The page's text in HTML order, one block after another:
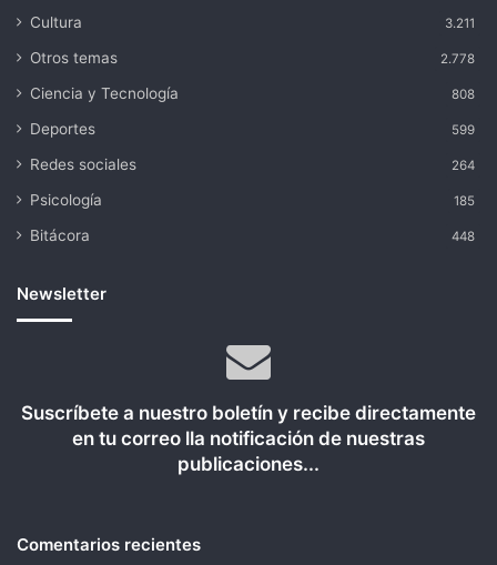
Cultura 3.211
Otros temas 2.778
Ciencia y Tecnología 808
Deportes 599
Redes sociales 264
Psicología 185
Bitácora 448
Newsletter
Suscríbete a nuestro boletín y recibe directamente
en tu correo lla notificación de nuestras
publicaciones...
Comentarios recientes